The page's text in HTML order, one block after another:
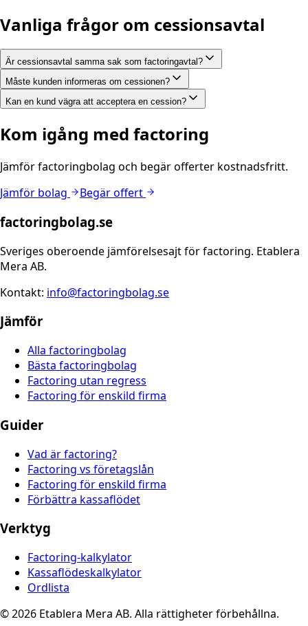
Vanliga frågor om cessionsavtal
Är cessionsavtal samma sak som factoringavtal?
Måste kunden informeras om cessionen?
Kan en kund vägra att acceptera en cession?
Kom igång med factoring
Jämför factoringbolag och begär offerter kostnadsfritt.
Jämför bolag
Begär offert
factoringbolag.se
Sveriges oberoende jämförelsesajt för factoring. Etablera
Mera AB.
Kontakt: info@factoringbolag.se
Jämför
Alla factoringbolag
Bästa factoringbolag
Factoring utan regress
Factoring för enskild firma
Guider
Vad är factoring?
Factoring vs företagslån
Factoring för enskild firma
Förbättra kassaflödet
Verktyg
Factoring-kalkylator
Kassaflödeskalkylator
Ordlista
© 2026 Etablera Mera AB. Alla rättigheter förbehållna.